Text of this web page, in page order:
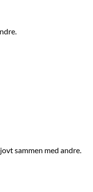
sammen med andre.